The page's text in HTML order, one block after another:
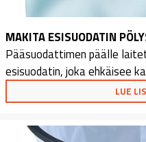
MAKITA ESISUODATIN
Pääsuodattimen päälle
esisuodatin, joka ehkäisee
LUE